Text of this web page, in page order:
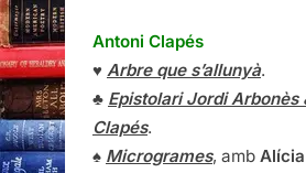
Antoni Clapés
♥ Arbre que s’allunyà.
♣ Epistolari Jordi Arbonès
Clapés.
♠ Microgrames, amb Alícia